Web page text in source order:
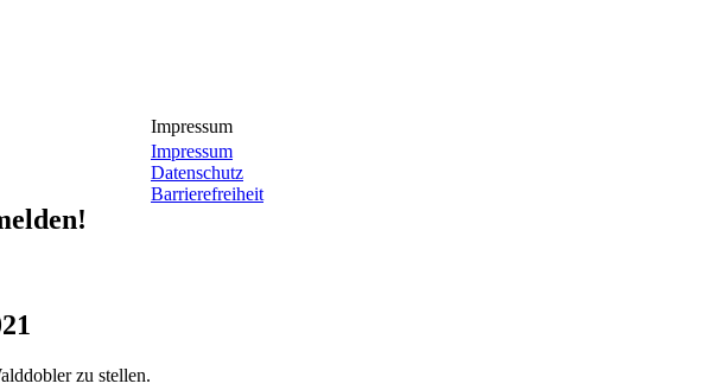
zu stellen.
Impressum
Impressum
Datenschutz
Barrierefreiheit